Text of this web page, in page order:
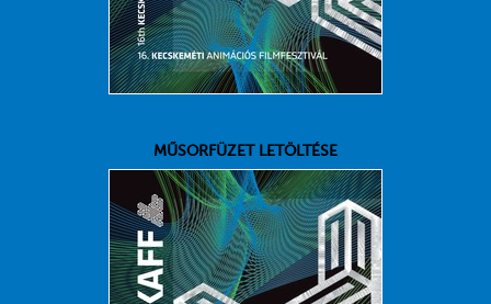
MŰSORFÜZET LETÖLTÉSE